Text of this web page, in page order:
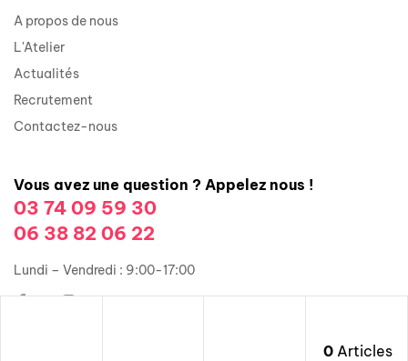
0Articles
A propos de nous
L'Atelier
Actualités
Recrutement
Contactez-nous
Vous avez une question ? Appelez nous !
03 74 09 59 30
06 38 82 06 22
Lundi – Vendredi : 9:00-17:00